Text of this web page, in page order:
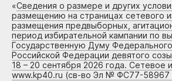
«Сведения о размере и других
размещению на страницах сетевого
размещения предвыборных,
период избирательной кампании по
Государственную Думу
Российской Федерации девятого
18 – 20 сентября 2026 года. Сетевое
www.kp40.ru (св-во Эл № ФС77-58967